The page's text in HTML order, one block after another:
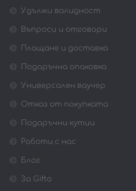
Удължи валидност
Въпроси и отговори
Плащане и доставка
Подаръчна опаковка
Универсален ваучер
Отказ от покупката
Подаръчни кутии
Работи с нас
Блог
За Gifto